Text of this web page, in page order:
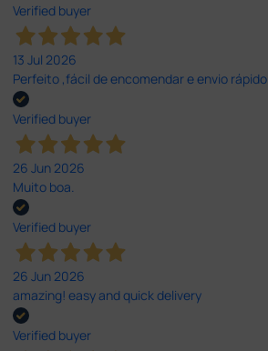
Verified buyer
13 Jul 2026
Perfeito ,fácil de encomendar e envio rápido
Verified buyer
26 Jun 2026
Muito boa.
Verified buyer
26 Jun 2026
amazing! easy and quick delivery
Verified buyer